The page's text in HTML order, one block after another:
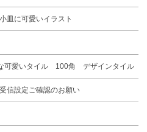
皿に可愛いイラスト
可愛いタイル 100角 デザインタイル
信設定ご確認のお願い